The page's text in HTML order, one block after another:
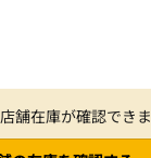
舗在庫が確認でき